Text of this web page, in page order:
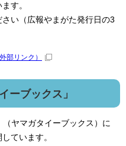
す。
い（広報やまがた発行日の3
外部リンク）
ーブックス」
ヤマガタイーブックス）に
ています。